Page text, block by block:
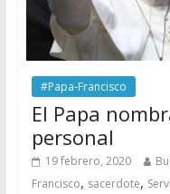
#Papa-Francisco
El Papa
personal
19 febrero, 2020
Francisco, sacerdote,